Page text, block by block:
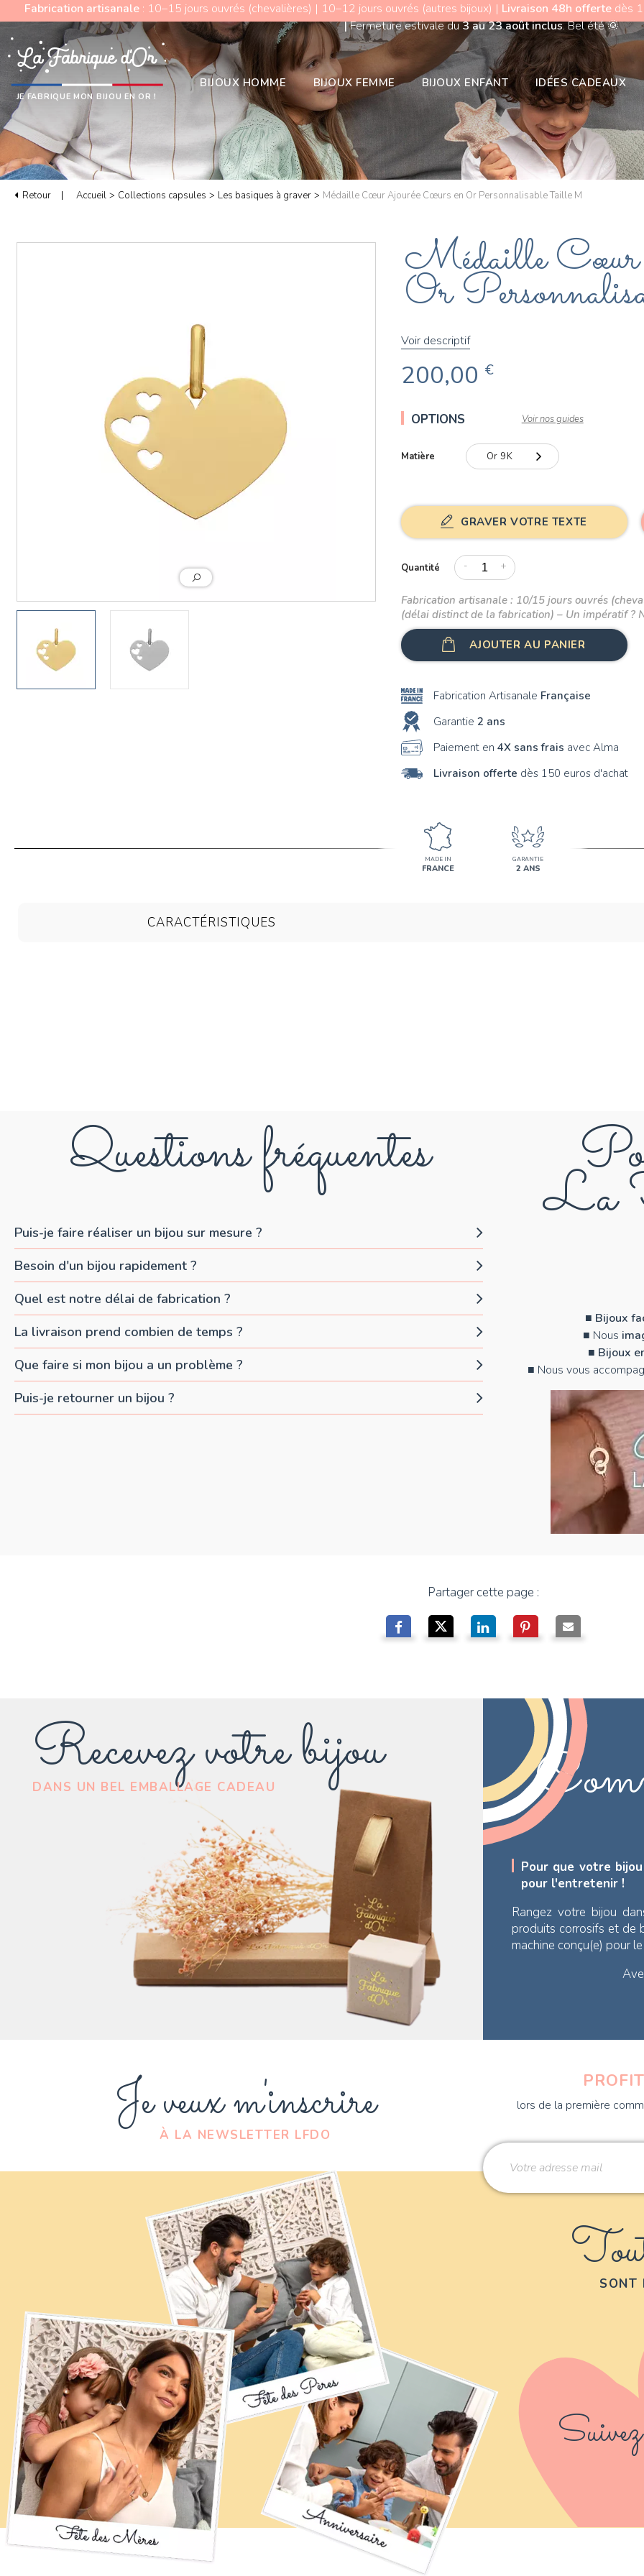
Fabrication artisanale: 10–15 jours ouvrés (chevalières) | 10–12 jours ouvrés (autres bijoux) | Livraison 48h offertedès
|Fermeture estivale du3 au 23 août inclus. Bel été🌞
JE FABRIQUE MON BIJOU EN OR !
BIJOUX HOMME BIJOUX FEMME BIJOUX ENFANT IDÉES CADEAUX
Retour Accueil > Collections capsules > Les basiques à graver > Médaille Cœur Ajourée Cœurs en Or Personnalisable Taille M
Médaille Cœur
Or
Voir descriptif
200,00 €
OPTIONS Voir nos guides
Matière Or 9K
GRAVER VOTRE TEXTE
Quantité - +
Fabrication artisanale : 10/15 jours ouvrés
(délai distinct de la fabrication) – Un impératif ?
AJOUTER AU PANIER
Fabrication Artisanale Française
Garantie 2 ans
Paiement en 4X sans frais avec Alma
Livraison offerte dès 150 euros d'achat
MADE IN
FRANCE
GARANTIE
2 ANS
CARACTÉRISTIQUES
Questions fréquentes
Puis-je faire réaliser un bijou sur mesure ?
Besoin d'un bijou rapidement ?
Quel est notre délai de fabrication ?
La livraison prend combien de temps ?
Que faire si mon bijou a un problème ?
Puis-je retourner un bijou ?
La
■ Bijoux
■ Nous
■ Bijoux
■ Nous vous
Partager cette page :
Recevez votre bijou
DANS UN BEL EMBALLAGE CADEAU
Pour que votre
pour l'entretenir !
Rangez votre bijou
produits corrosifs et de
machine conçu(e) pour
Je veux m'inscrire
À LA NEWSLETTER LFDO
lors de la première
SONT